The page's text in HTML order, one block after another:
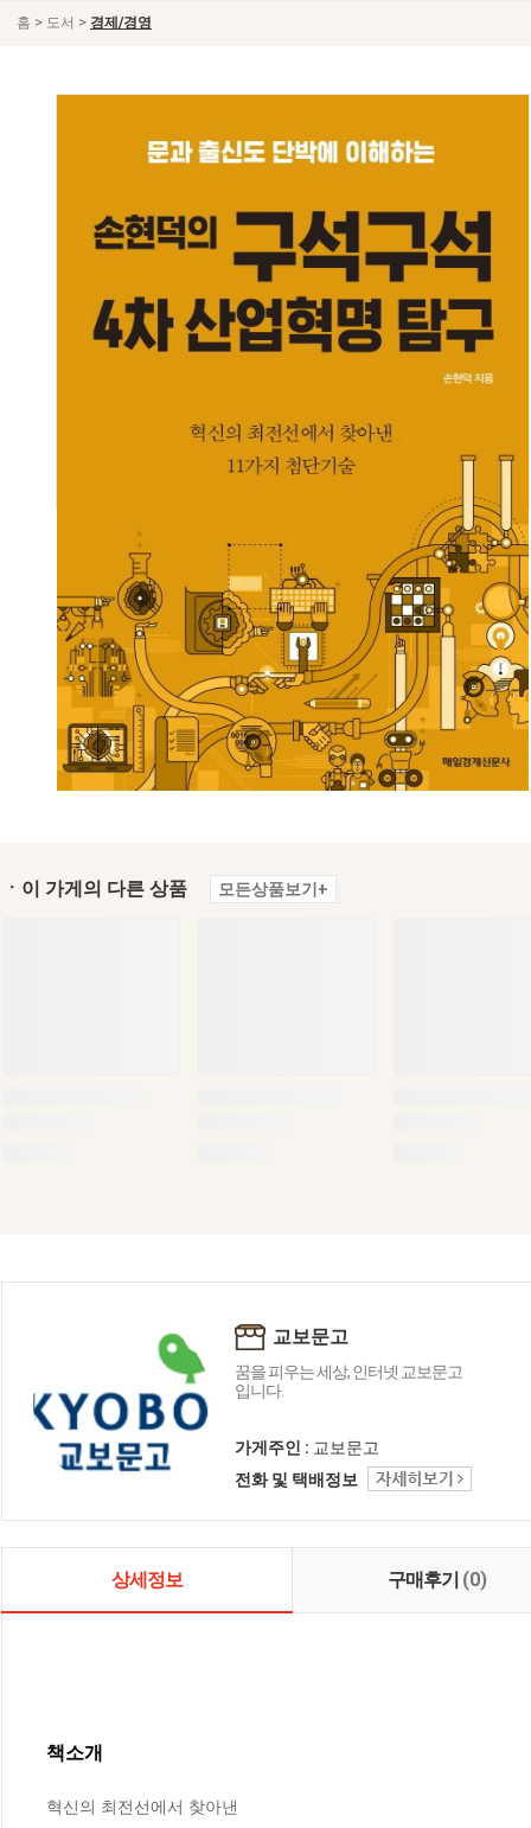
홈 > 도서 > 경제/경영
ㆍ이 가게의 다른 상품 모든상품보기+
교보문고
꿈을 피우는 세상, 인터넷 교보문고
입니다.
가게주인 : 교보문고
전화 및 택배정보
상세정보 구매후기 (0)
책소개
혁신의 최전선에서 찾아낸